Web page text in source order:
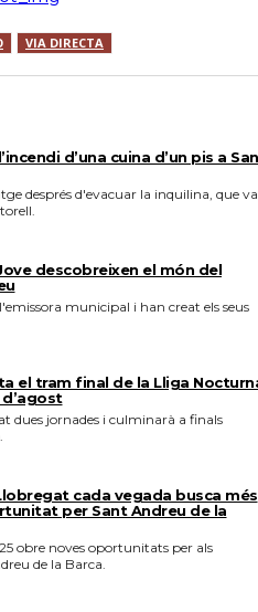
VIA DIRECTA
d’una cuina d’un pis a
després d'evacuar la inquilina, que va
descobreixen el món del
municipal i han creat els seus
el tram final de la Lliga
dues jornades i culminarà a finals
cada vegada busca més
per Sant Andreu de la
obre noves oportunitats per als
de la Barca.